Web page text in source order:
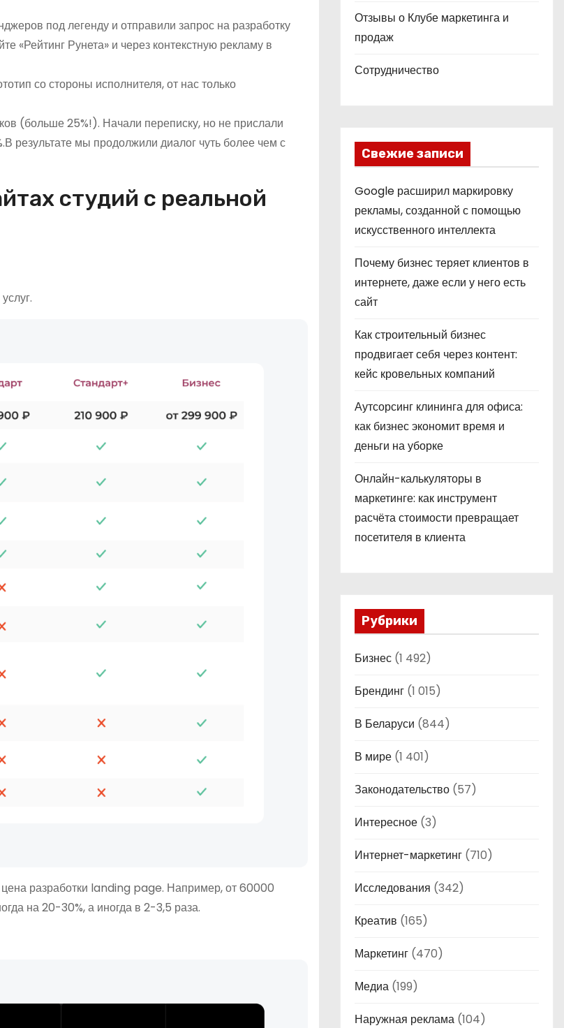
под легенду и отправили запрос на разработку
«Рейтинг Рунета» и через контекстную рекламу в
со стороны исполнителя, от нас только
(больше 25%!). Начали переписку, но не прислали
результате мы продолжили диалог чуть более чем с
студий с реальной
разработки landing page. Например, от 60000
на 20-30%, а иногда в 2-3,5 раза.
Отзывы о Клубе маркетинга и
продаж
Сотрудничество
Свежие записи
Google расширил маркировку
рекламы, созданной с помощью
искусственного интеллекта
Почему бизнес теряет клиентов в
интернете, даже если у него есть
сайт
Как строительный бизнес
продвигает себя через контент:
кейс кровельных компаний
Аутсорсинг клининга для офиса:
как бизнес экономит время и
деньги на уборке
Онлайн-калькуляторы в
маркетинге: как инструмент
расчёта стоимости превращает
посетителя в клиента
Рубрики
Бизнес (1 492)
Брендинг (1 015)
В Беларуси (844)
В мире (1 401)
Законодательство (57)
Интересное (3)
Интернет-маркетинг (710)
Исследования (342)
Креатив (165)
Маркетинг (470)
Медиа (199)
Наружная реклама (104)